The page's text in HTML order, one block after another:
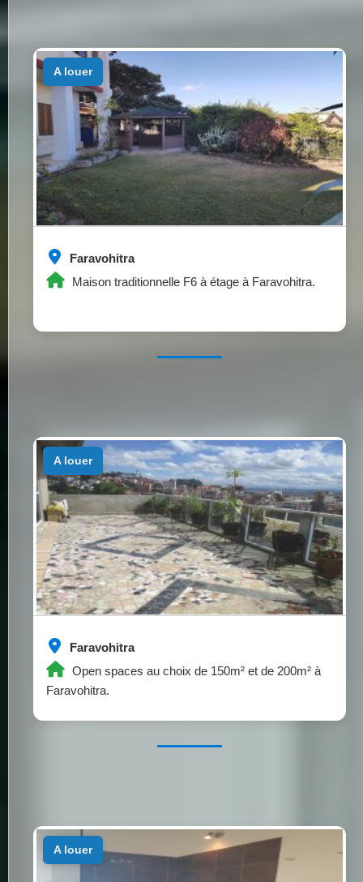
Faravohitra
Maison traditionnelle F6 à étage à Faravohitra.
a louer
Faravohitra
Open spaces au choix de 150m² et de 200m² à
Faravohitra.
a louer
a louer